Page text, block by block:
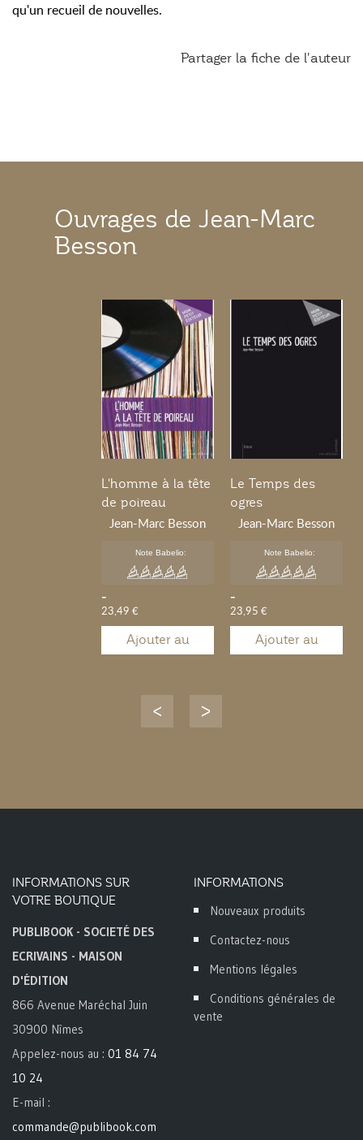
qu'un recueil de nouvelles.
Partager la fiche de l'auteur
Ouvrages de Jean-Marc
Besson
L'homme à la tête
de poireau
Jean-Marc Besson
Note Babelio:
-
23,49 €
Ajouter au
Le Temps des
ogres
Jean-Marc Besson
Note Babelio:
-
23,95 €
Ajouter au
INFORMATIONS SUR
VOTRE BOUTIQUE
PUBLIBOOK - SOCIETÉ DES
ECRIVAINS - MAISON
D'ÉDITION
866 Avenue Maréchal Juin
30900 Nîmes
Appelez-nous au : 01 84 74
10 24
E-mail :
commande@publibook.com
INFORMATIONS
Nouveaux produits
Contactez-nous
Mentions légales
Conditions générales de
vente